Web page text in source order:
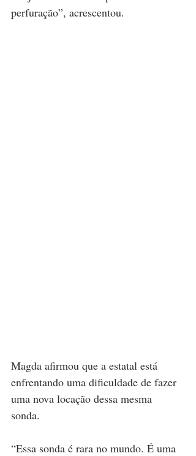
perfuração”, acrescentou.
Magda afirmou que a estatal está
enfrentando uma dificuldade de fazer
uma nova locação dessa mesma
sonda.
“Essa sonda é rara no mundo. É uma